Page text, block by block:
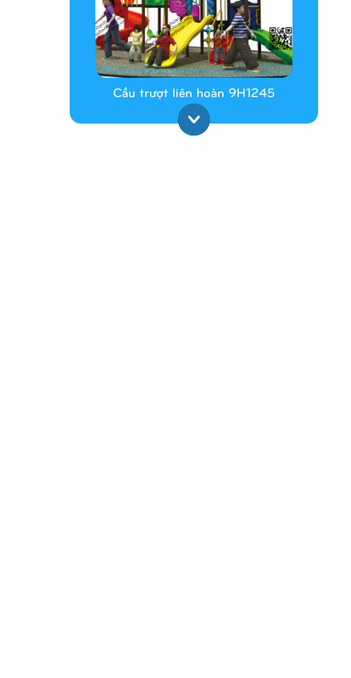
Cầu trượt liên hoàn 9H1245